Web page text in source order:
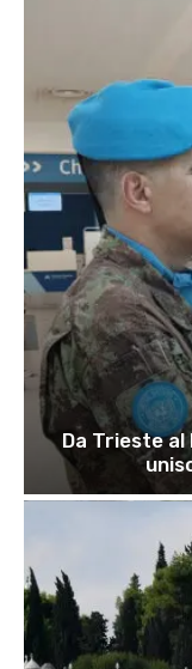
Da Trieste al